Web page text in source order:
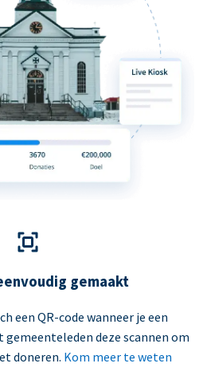
gemaakt
een QR-code wanneer je een
deze scannen om
doneren. Kom meer te weten